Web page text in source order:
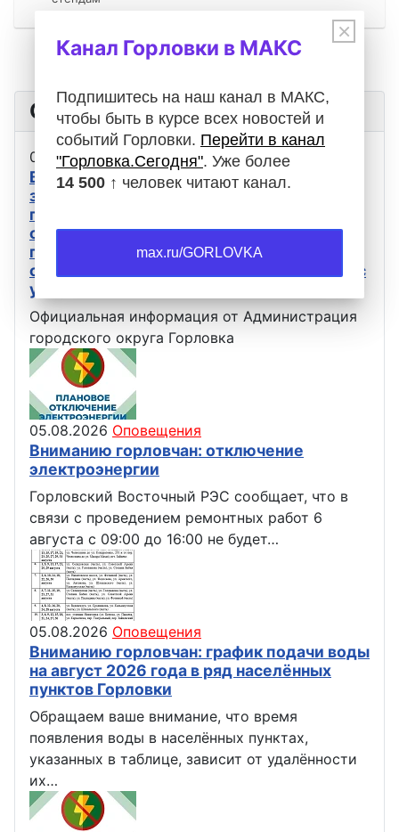
Оповещения
05.08.2026 Оповещения
В связи с проведением ремонтных работ
завтра, 6 августа, автобусы, следующие
по маршрутам 16 и 18, не будут
осуществлять движение. Просьба с
пониманием отнестись к сложившейся
ситуации и планировать свои маршруты с
учётом вышеизложенной информации.
Официальная информация от Администрация
городского округа Горловка
05.08.2026 Оповещения
Вниманию горловчан: отключение
электроэнергии
Горловский Восточный РЭС сообщает, что в
связи с проведением ремонтных работ 6
августа с 09:00 до 16:00 не будет…
05.08.2026 Оповещения
Вниманию горловчан: график подачи воды
на август 2026 года в ряд населённых
пунктов Горловки
Обращаем ваше внимание, что время
появления воды в населённых пунктах,
указанных в таблице, зависит от удалённости
их…
×
Канал Горловки в МАКС
Подпишитесь на наш канал в МАКС,
чтобы быть в курсе всех новостей и
событий Горловки. Перейти в канал
"Горловка.Сегодня". Уже более
14 500 ↑ человек читают канал.
max.ru/GORLOVKA